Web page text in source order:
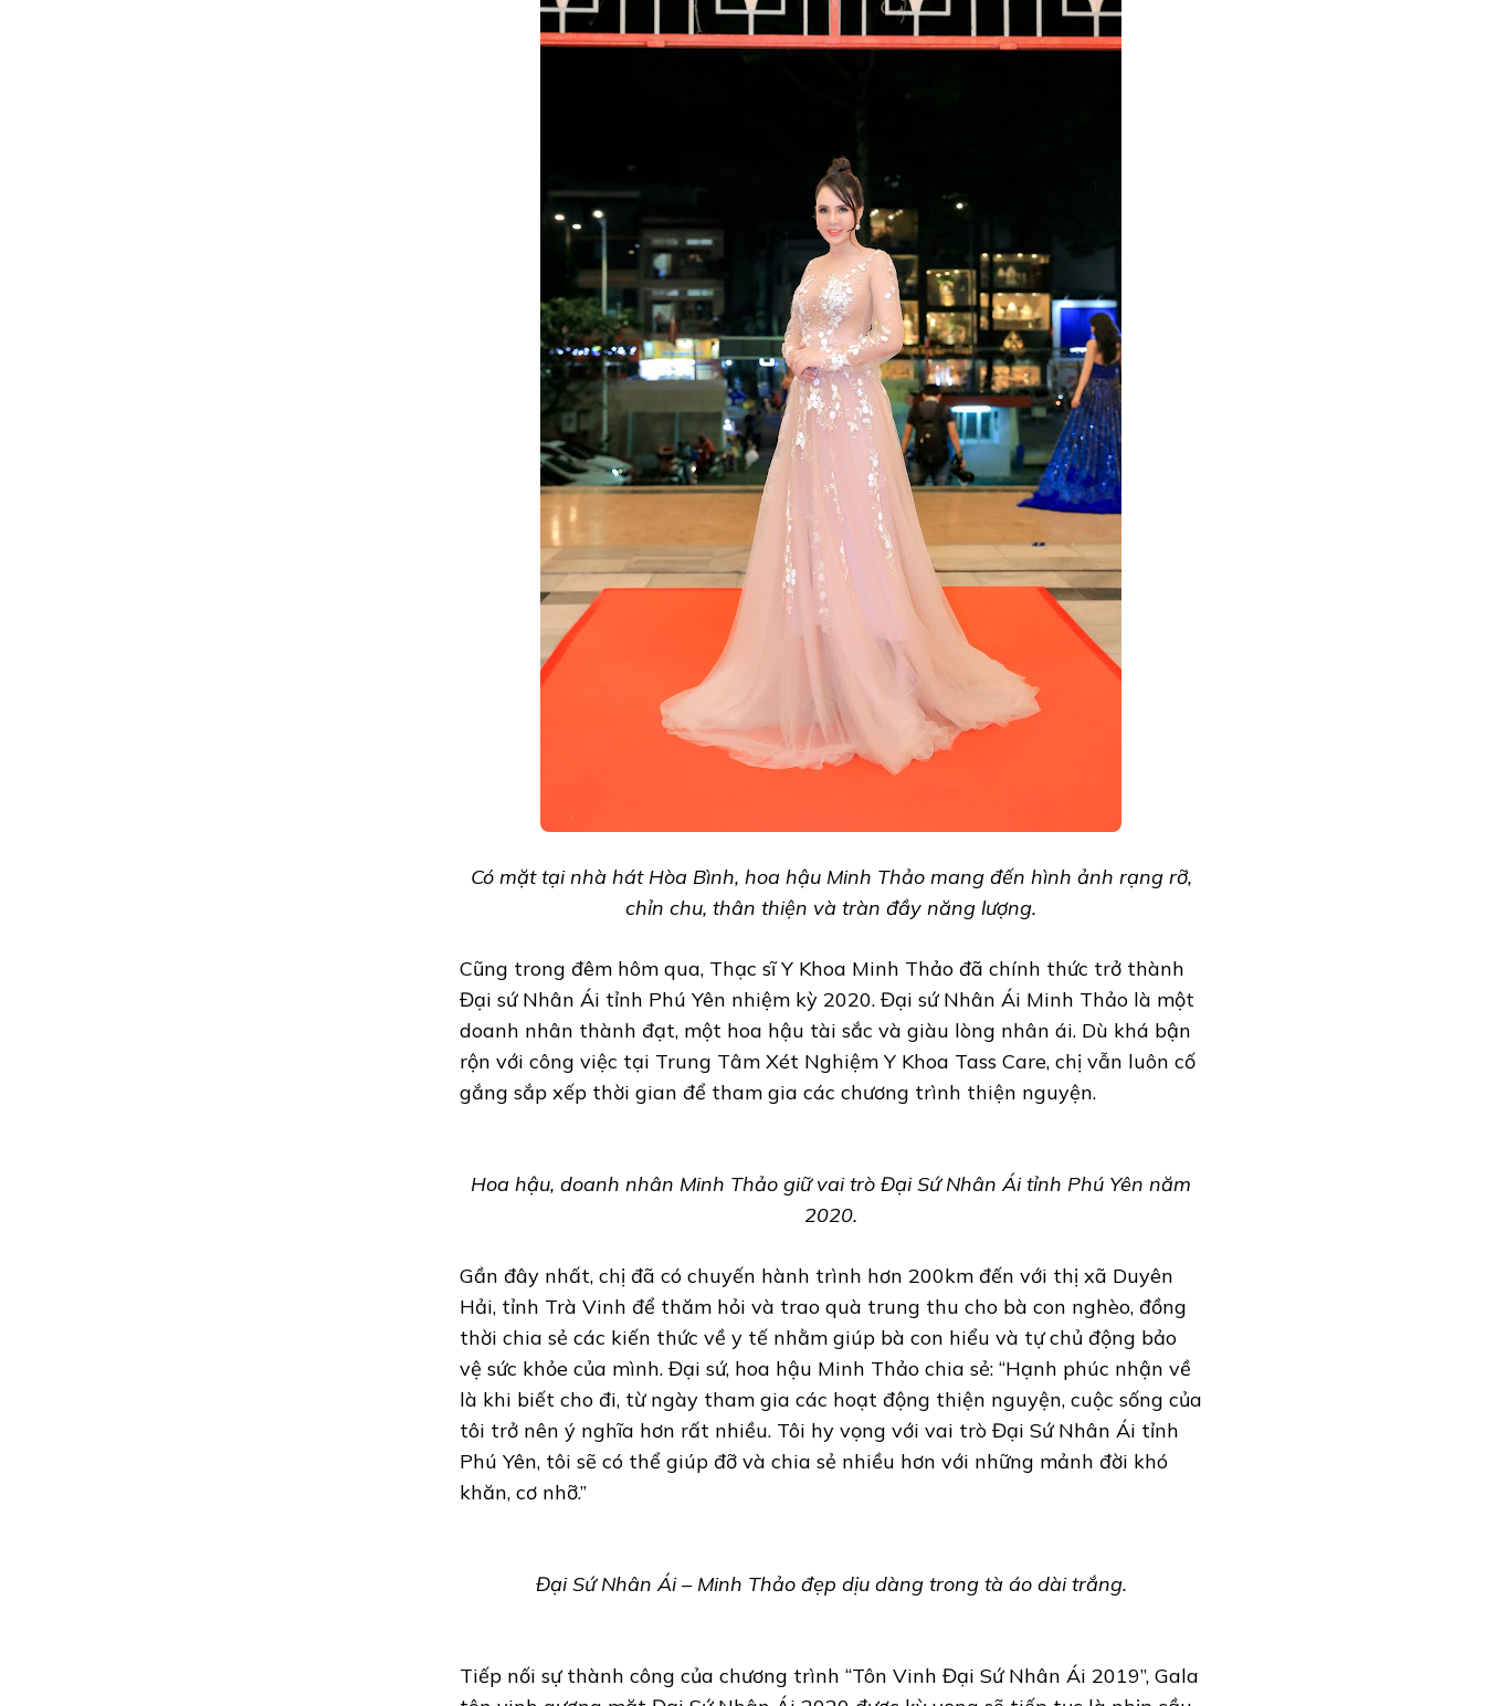
Có mặt tại nhà hát Hòa Bình, hoa hậu Minh Thảo mang đến hình ảnh rạng rỡ,
chỉn chu, thân thiện và tràn đầy năng lượng.
Cũng trong đêm hôm qua, Thạc sĩ Y Khoa Minh Thảo đã chính thức trở thành
Đại sứ Nhân Ái tỉnh Phú Yên nhiệm kỳ 2020. Đại sứ Nhân Ái Minh Thảo là một
doanh nhân thành đạt, một hoa hậu tài sắc và giàu lòng nhân ái. Dù khá bận
rộn với công việc tại Trung Tâm Xét Nghiệm Y Khoa Tass Care, chị vẫn luôn cố
gắng sắp xếp thời gian để tham gia các chương trình thiện nguyện.
Hoa hậu, doanh nhân Minh Thảo giữ vai trò Đại Sứ Nhân Ái tỉnh Phú Yên năm
2020.
Gần đây nhất, chị đã có chuyến hành trình hơn 200km đến với thị xã Duyên
Hải, tỉnh Trà Vinh để thăm hỏi và trao quà trung thu cho bà con nghèo, đồng
thời chia sẻ các kiến thức về y tế nhằm giúp bà con hiểu và tự chủ động bảo
vệ sức khỏe của mình. Đại sứ, hoa hậu Minh Thảo chia sẻ: “Hạnh phúc nhận về
là khi biết cho đi, từ ngày tham gia các hoạt động thiện nguyện, cuộc sống của
tôi trở nên ý nghĩa hơn rất nhiều. Tôi hy vọng với vai trò Đại Sứ Nhân Ái tỉnh
Phú Yên, tôi sẽ có thể giúp đỡ và chia sẻ nhiều hơn với những mảnh đời khó
khăn, cơ nhỡ.”
Đại Sứ Nhân Ái – Minh Thảo đẹp dịu dàng trong tà áo dài trắng.
Tiếp nối sự thành công của chương trình “Tôn Vinh Đại Sứ Nhân Ái 2019”, Gala